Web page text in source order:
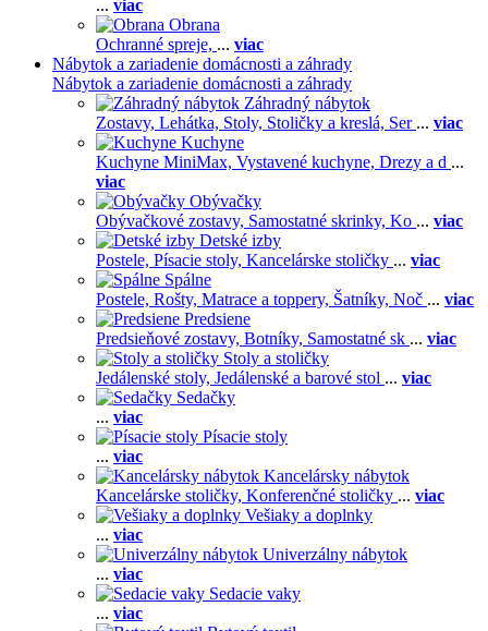
... viac
Obrana
Ochranné spreje, ... viac
Nábytok a zariadenie domácnosti a záhrady
Nábytok a zariadenie domácnosti a záhrady
Záhradný nábytok
Zostavy, Lehátka, Stoly, Stoličky a kreslá, Ser ... viac
Kuchyne
Kuchyne MiniMax, Vystavené kuchyne, Drezy a d ...
viac
Obývačky
Obývačkové zostavy, Samostatné skrinky, Ko ... viac
Detské izby
Postele, Písacie stoly, Kancelárske stoličky ... viac
Spálne
Postele, Rošty, Matrace a toppery, Šatníky, Noč ... viac
Predsiene
Predsieňové zostavy, Botníky, Samostatné sk ... viac
Stoly a stoličky
Jedálenské stoly, Jedálenské a barové stol ... viac
Sedačky
... viac
Písacie stoly
... viac
Kancelársky nábytok
Kancelárske stoličky, Konferenčné stoličky ... viac
Vešiaky a doplnky
... viac
Univerzálny nábytok
... viac
Sedacie vaky
... viac